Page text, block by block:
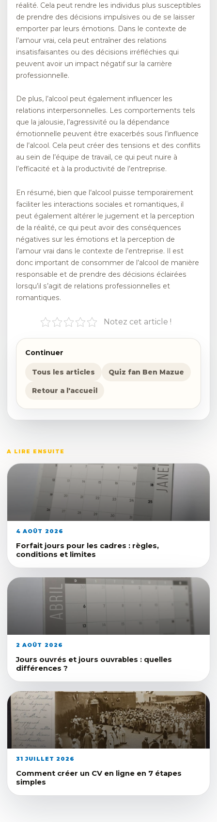
réalité. Cela peut rendre les individus plus susceptibles
de prendre des décisions impulsives ou de se laisser
emporter par leurs émotions. Dans le contexte de
l’amour vrai, cela peut entraîner des relations
insatisfaisantes ou des décisions irréfléchies qui
peuvent avoir un impact négatif sur la carrière
professionnelle.
De plus, l’alcool peut également influencer les
relations interpersonnelles. Les comportements tels
que la jalousie, l’agressivité ou la dépendance
émotionnelle peuvent être exacerbés sous l’influence
de l’alcool. Cela peut créer des tensions et des conflits
au sein de l’équipe de travail, ce qui peut nuire à
l’efficacité et à la productivité de l’entreprise.
En résumé, bien que l’alcool puisse temporairement
faciliter les interactions sociales et romantiques, il
peut également altérer le jugement et la perception
de la réalité, ce qui peut avoir des conséquences
négatives sur les émotions et la perception de
l’amour vrai dans le contexte de l’entreprise. Il est
donc important de consommer de l’alcool de manière
responsable et de prendre des décisions éclairées
lorsqu’il s’agit de relations professionnelles et
romantiques.
Notez cet article !
Continuer
Tous les articles Quiz fan Ben Mazue
Retour a l'accueil
A LIRE ENSUITE
4 AOÛT 2026
Forfait jours pour les cadres : règles,
conditions et limites
2 AOÛT 2026
Jours ouvrés et jours ouvrables : quelles
différences ?
31 JUILLET 2026
Comment créer un CV en ligne en 7 étapes
simples